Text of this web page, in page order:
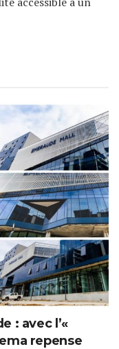
: avec l’«
repense